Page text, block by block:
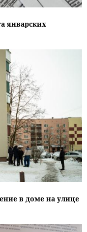
январских
в доме на улице